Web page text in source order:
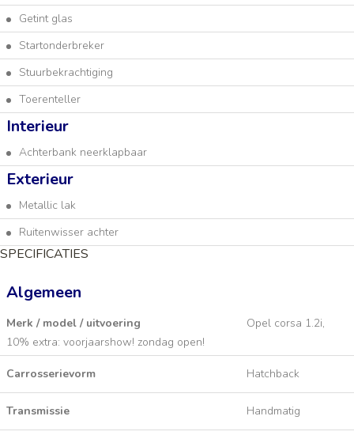
Getint glas
Startonderbreker
Stuurbekrachtiging
Toerenteller
Interieur
Achterbank neerklapbaar
Exterieur
Metallic lak
Ruitenwisser achter
SPECIFICATIES
Algemeen
Merk / model / uitvoering
Opel corsa 1.2i,
10% extra: voorjaarshow! zondag open!
Carrosserievorm Hatchback
Transmissie Handmatig